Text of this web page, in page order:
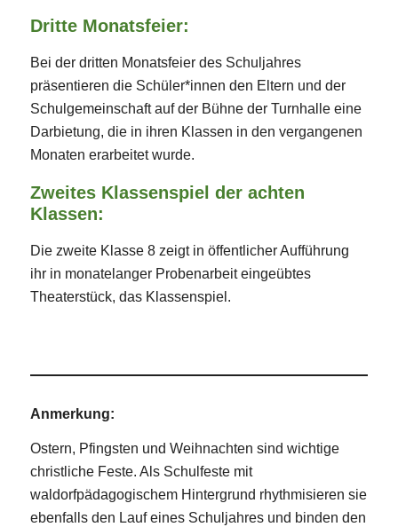
Dritte Monatsfeier:
Bei der dritten Monatsfeier des Schuljahres
präsentieren die Schüler*innen den Eltern und der
Schulgemeinschaft auf der Bühne der Turnhalle eine
Darbietung, die in ihren Klassen in den vergangenen
Monaten erarbeitet wurde.
Zweites Klassenspiel der achten
Klassen:
Die zweite Klasse 8 zeigt in öffentlicher Aufführung
ihr in monatelanger Probenarbeit eingeübtes
Theaterstück, das Klassenspiel.
Anmerkung:
Ostern, Pfingsten und Weihnachten sind wichtige
christliche Feste. Als Schulfeste mit
waldorfpädagogischem Hintergrund rhythmisieren sie
ebenfalls den Lauf eines Schuljahres und binden den